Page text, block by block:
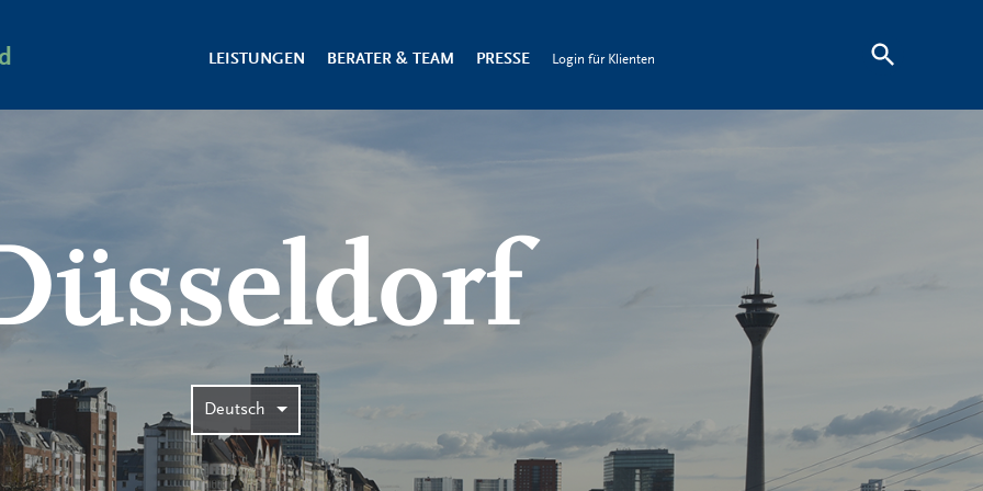
LEISTUNGEN BERATER & TEAM PRESSE Login für Klienten
Deutsch